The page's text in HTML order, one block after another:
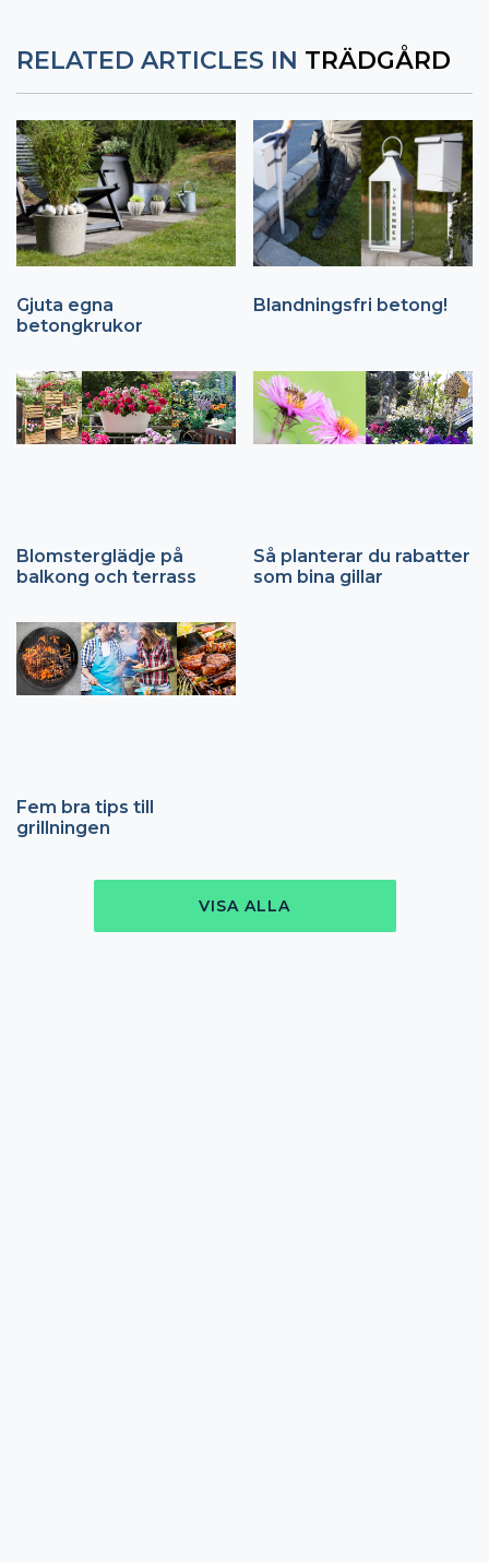
RELATED ARTICLES IN TRÄDGÅRD
Gjuta egna
betongkrukor
Blandningsfri betong!
Blomsterglädje på
balkong och terrass
Så planterar du rabatter
som bina gillar
Fem bra tips till
grillningen
VISA ALLA